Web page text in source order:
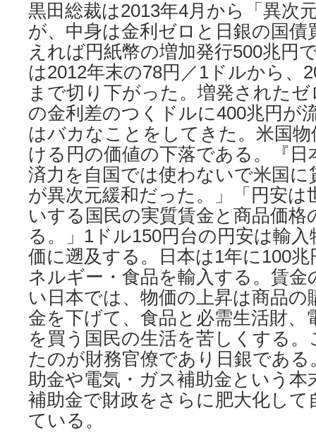
黒田総裁は2013年4月から「異次
が、中身は金利ゼロと日銀の国債
えれば円紙幣の増加発行500兆円
は2012年末の78円／1ドルから、
まで切り下がった。増発された
の金利差のつくドルに400兆円が
はバカなことをしてきた。米国
ける円の価値の下落である。『
済力を自国では使わないで米国
が異次元緩和だった。」「円安は
いする国民の実質賃金と商品価格
る。」1ドル150円台の円安は輸
価に遡及する。日本は1年に100
ネルギー・食品を輸入する。賃金
い日本では、物価の上昇は商品の
金を下げて、食品と必需生活財、
を買う国民の生活を苦しくする
たのが財務官僚であり日銀であ
助金や電気・ガス補助金という本
補助金で財政をさらに肥大化して
ている。